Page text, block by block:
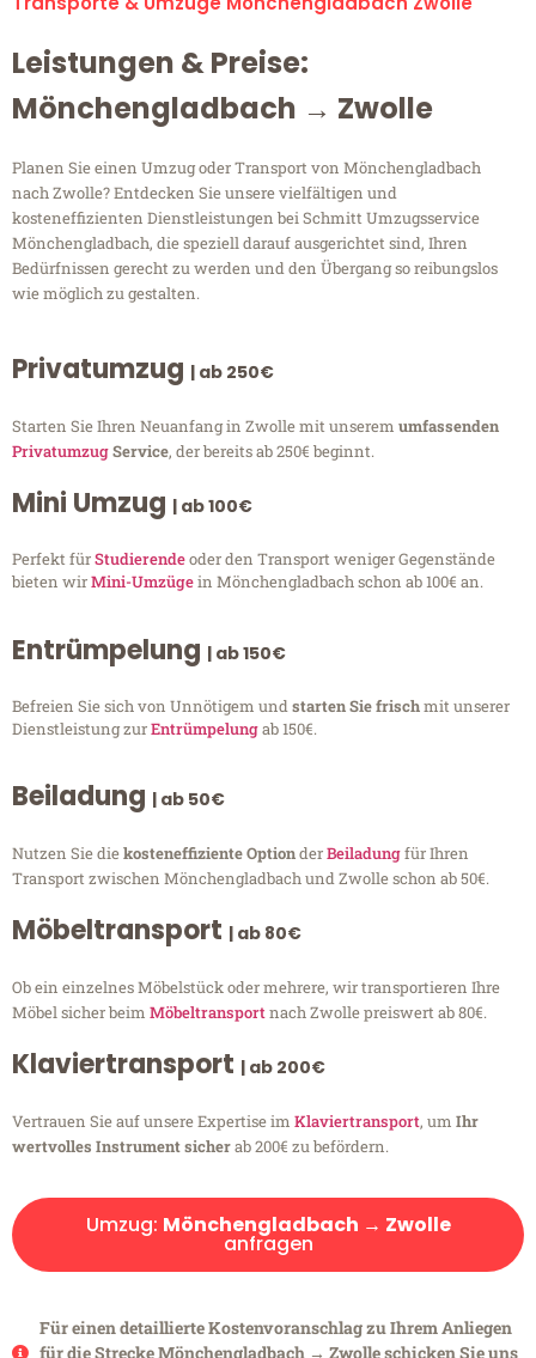
Leistungen & Preise:
Mönchengladbach → Zwolle
Planen Sie einen Umzug oder Transport von Mönchengladbach
nach Zwolle? Entdecken Sie unsere vielfältigen und
kosteneffizienten Dienstleistungen bei Schmitt Umzugsservice
Mönchengladbach, die speziell darauf ausgerichtet sind, Ihren
Bedürfnissen gerecht zu werden und den Übergang so reibungslos
wie möglich zu gestalten.
Privatumzug | ab 250€
Starten Sie Ihren Neuanfang in Zwolle mit unserem umfassenden
PrivatumzugService, der bereits ab 250€ beginnt.
Mini Umzug | ab 100€
Perfekt fürStudierendeoder den Transport weniger Gegenstände
bieten wirMini-Umzügein Mönchengladbach schon ab 100€ an.
Entrümpelung | ab 150€
Befreien Sie sich von Unnötigem undstarten Sie frischmit unserer
Dienstleistung zurEntrümpelungab 150€.
Beiladung | ab 50€
Nutzen Sie diekosteneffiziente OptionderBeiladungfür Ihren
Transport zwischen Mönchengladbach und Zwolle schon ab 50€.
Möbeltransport | ab 80€
Ob ein einzelnes Möbelstück oder mehrere, wir transportieren Ihre
Möbel sicher beim Möbeltransportnach Zwolle preiswert ab 80€.
Klaviertransport | ab 200€
Vertrauen Sie auf unsere Expertise im Klaviertransport, um Ihr
wertvolles Instrument sicherab 200€ zu befördern.
Umzug: Mönchengladbach → Zwolle
anfragen
Für einen detaillierte Kostenvoranschlag zu Ihrem Anliegen
für die Strecke Mönchengladbach → Zwolle schicken Sie uns